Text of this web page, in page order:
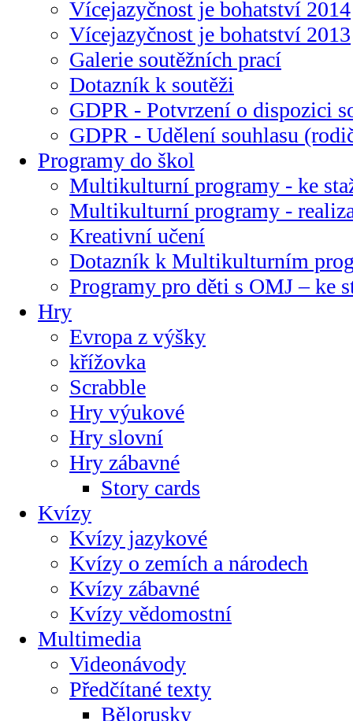
Vícejazyčnost je bohatství 2014
Vícejazyčnost je bohatství 2013
Galerie soutěžních prací
Dotazník k soutěži
GDPR - Potvrzení o dispozici
GDPR - Udělení souhlasu
Programy do škol
Multikulturní programy - ke
Multikulturní programy -
Kreativní učení
Dotazník k Multikulturním
Programy pro děti s OMJ – ke
Hry
Evropa z výšky
křížovka
Scrabble
Hry výukové
Hry slovní
Hry zábavné
Story cards
Kvízy
Kvízy jazykové
Kvízy o zemích a národech
Kvízy zábavné
Kvízy vědomostní
Multimedia
Videonávody
Předčítané texty
Bělorusky